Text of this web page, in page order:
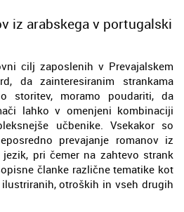
iz arabskega v portugalski
cilj zaposlenih v Prevajalskem
da zainteresiranim strankama
storitev, moramo poudariti, da
lahko v omenjeni kombinaciji
učbenike. Vsekakor so
prevajanje romanov iz
pri čemer na zahtevo strank
članke različne tematike kot
otroških in vseh drugih